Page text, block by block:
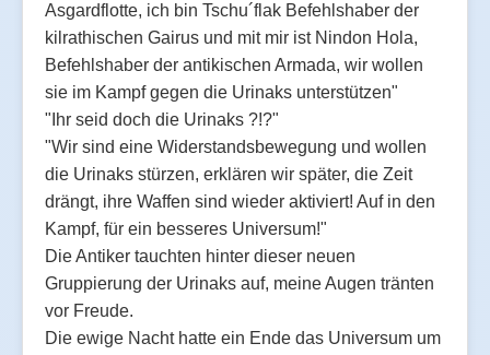
Asgardflotte, ich bin Tschu´flak Befehlshaber der
kilrathischen Gairus und mit mir ist Nindon Hola,
Befehlshaber der antikischen Armada, wir wollen
sie im Kampf gegen die Urinaks unterstützen"
"Ihr seid doch die Urinaks ?!?"
"Wir sind eine Widerstandsbewegung und wollen
die Urinaks stürzen, erklären wir später, die Zeit
drängt, ihre Waffen sind wieder aktiviert! Auf in den
Kampf, für ein besseres Universum!"
Die Antiker tauchten hinter dieser neuen
Gruppierung der Urinaks auf, meine Augen tränten
vor Freude.
Die ewige Nacht hatte ein Ende das Universum um